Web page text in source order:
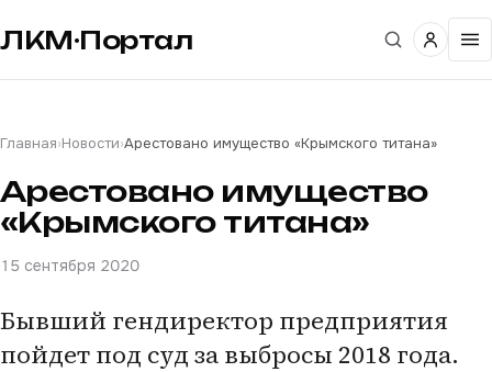
ЛКМ·Портал
Главная›Новости›Арестовано имущество «Крымского титана»
Арестовано имущество
«Крымского титана»
15 сентября 2020
Бывший гендиректор предприятия
пойдет под суд за выбросы 2018 года.